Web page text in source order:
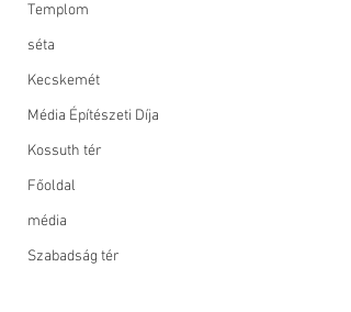
Templom
séta
Kecskemét
Média Építészeti Díja
Kossuth tér
Főoldal
média
Szabadság tér